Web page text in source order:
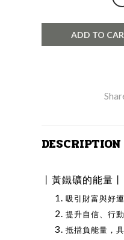
ADD TO
DESCRIPTION
黃鐵礦的能量
吸引財富與好
提升自信、行
抵擋負能量，